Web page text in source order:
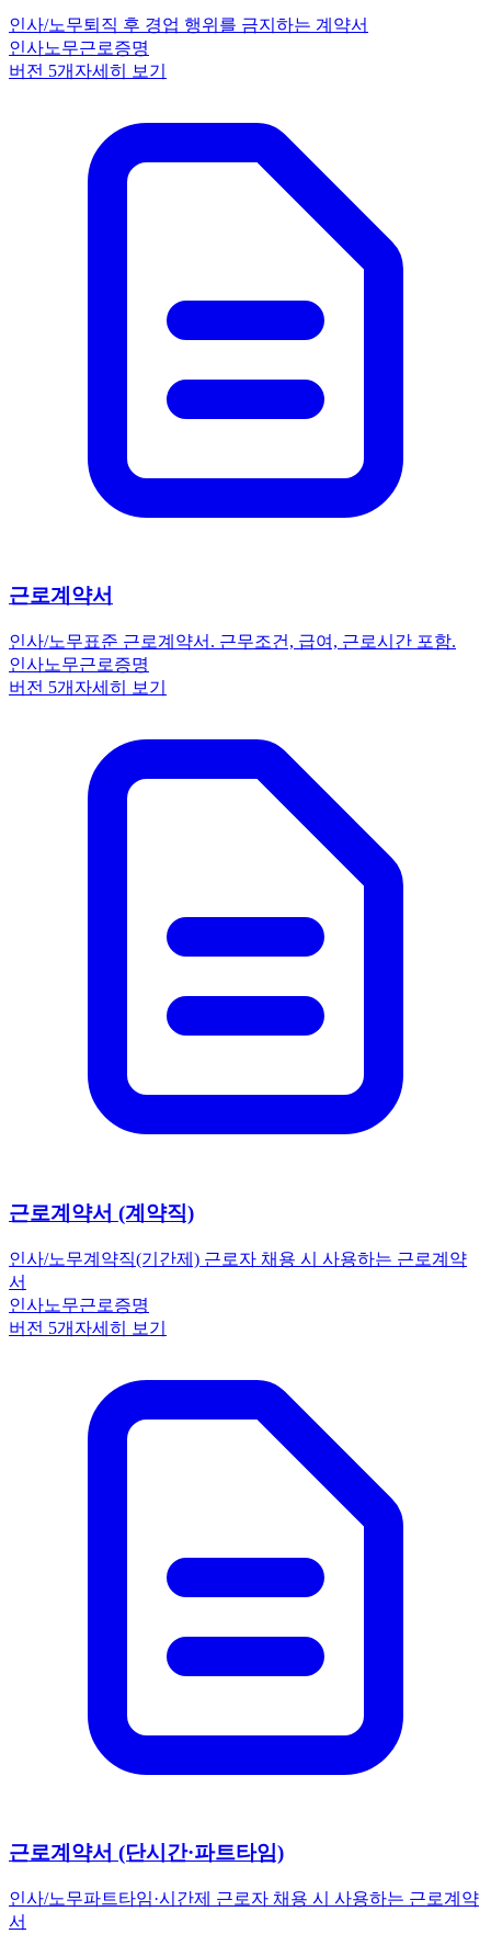
인사/노무퇴직 후 경업 행위를 금지하는 계약서
인사노무근로증명
버전 5개 자세히 보기
근로계약서
인사/노무표준 근로계약서. 근무조건, 급여, 근로시간 포함.
인사노무근로증명
버전 5개 자세히 보기
근로계약서 (계약직)
인사/노무계약직(기간제) 근로자 채용 시 사용하는 근로계약
서
인사노무근로증명
버전 5개 자세히 보기
근로계약서 (단시간·파트타임)
인사/노무파트타임·시간제 근로자 채용 시 사용하는 근로계약
서